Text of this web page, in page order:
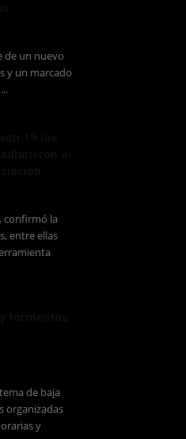
de un nuevo
y un marcado
confirmó la
entre ellas
de baja
organizadas
y